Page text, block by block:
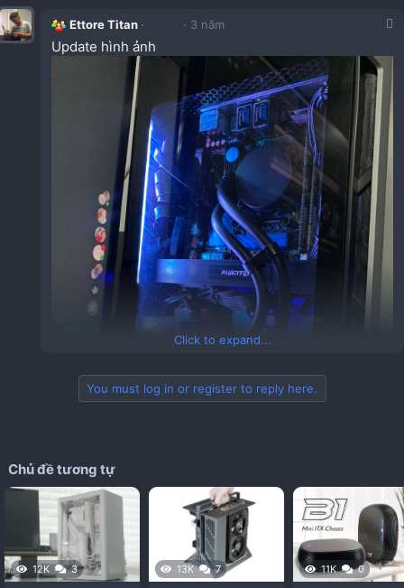
Ettore Titan 3 năm
Update hình ảnh
Click to expand...
You must log in or register to reply here.
Chủ đề tương tự
12K 3 13K 7 11K 0